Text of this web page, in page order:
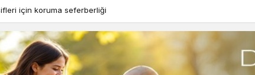
için koruma seferberliği